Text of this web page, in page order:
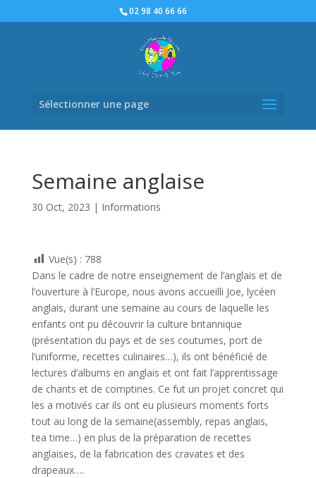
02 98 40 66 66
Sélectionner une page
Semaine anglaise
30 Oct, 2023 | Informations
Vue(s) : 788
Dans le cadre de notre enseignement de l’anglais et de
l’ouverture à l’Europe, nous avons accueilli Joe, lycéen
anglais, durant une semaine au cours de laquelle les
enfants ont pu découvrir la culture britannique
(présentation du pays et de ses coutumes, port de
l’uniforme, recettes culinaires…), ils ont bénéficié de
lectures d’albums en anglais et ont fait l’apprentissage
de chants et de comptines. Ce fut un projet concret qui
les a motivés car ils ont eu plusieurs moments forts
tout au long de la semaine(assembly, repas anglais,
tea time…) en plus de la préparation de recettes
anglaises, de la fabrication des cravates et des
drapeaux….